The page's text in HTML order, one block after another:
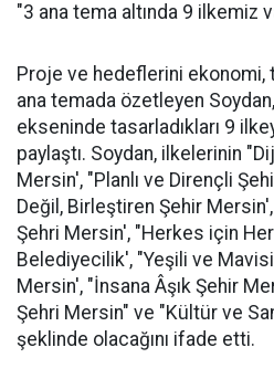
"3 ana tema altında 9 ilkemiz
Proje ve hedeflerini ekonomi,
ana temada özetleyen
ekseninde tasarladıkları 9
paylaştı. Soydan, ilkelerinin
Mersin', "Planlı ve Dirençli
Değil, Birleştiren Şehir
Şehri Mersin', "Herkes için
Belediyecilik', "Yeşili ve
Mersin', "İnsana Âşık Şehir
Şehri Mersin" ve "Kültür ve
şeklinde olacağını ifade etti.